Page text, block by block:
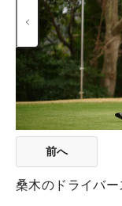
前へ
桑木のドライバー